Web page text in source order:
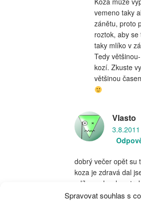
Spravovat souhlas s
vemeno taky
zánětu, proto
roztok, aby
taky mlíko v
Tedy
kozí. Zkuste
většinou
Vlasto
dobrý večer opět su
koza je zdravá dal
mlíka a oba dva
stále na tvaroh